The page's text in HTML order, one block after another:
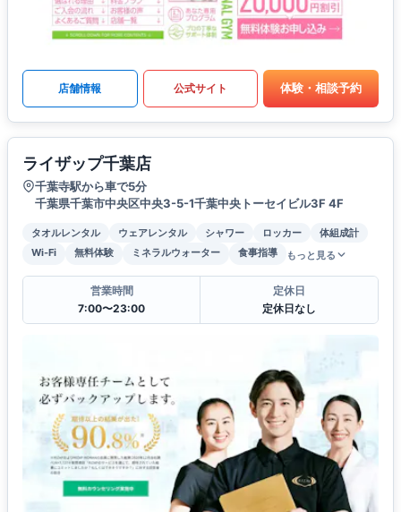
店舗情報 公式サイト 体験・相談予約
ライザップ千葉店
千葉寺駅から車で5分
千葉県千葉市中央区中央3-5-1千葉中央トーセイビル3F 4F
タオルレンタル ウェアレンタル シャワー ロッカー
体組成計
Wi-Fi
無料体験 ミネラルウォーター 食事指導 もっと見る
営業時間
7:00〜23:00
定休日
定休日なし